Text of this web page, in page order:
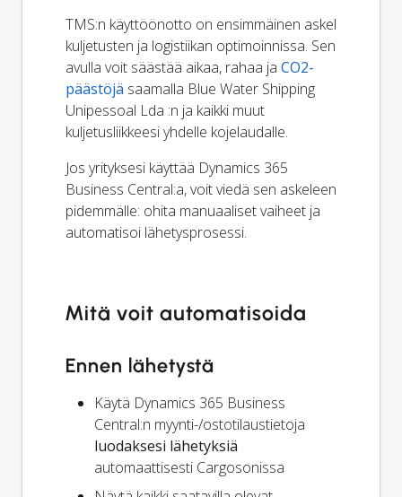
TMS:n käyttöönotto on ensimmäinen askel
kuljetusten ja logistiikan optimoinnissa. Sen
avulla voit säästää aikaa, rahaa ja CO2-
päästöjä saamalla Blue Water Shipping
Unipessoal Lda :n ja kaikki muut
kuljetusliikkeesi yhdelle kojelaudalle.
Jos yrityksesi käyttää Dynamics 365
Business Central:a, voit viedä sen askeleen
pidemmälle: ohita manuaaliset vaiheet ja
automatisoi lähetysprosessi.
Mitä voit automatisoida
Ennen lähetystä
Käytä Dynamics 365 Business
Central:n myynti-/ostotilaustietoja
luodaksesi lähetyksiä
automaattisesti Cargosonissa